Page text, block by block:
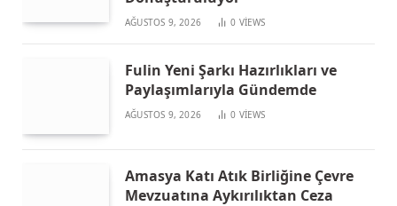
AĞUSTOS 9, 2026 0 VIEWS
Fulin Yeni Şarkı Hazırlıkları ve
Paylaşımlarıyla Gündemde
AĞUSTOS 9, 2026 0 VIEWS
Amasya Katı Atık Birliğine Çevre
Mevzuatına Aykırılıktan Ceza